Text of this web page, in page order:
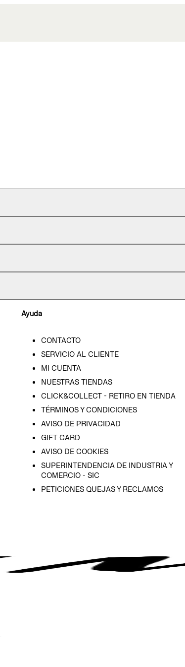
Ayuda
CONTACTO
SERVICIO AL CLIENTE
MI CUENTA
NUESTRAS TIENDAS
CLICK&COLLECT - RETIRO EN TIENDA
TÉRMINOS Y CONDICIONES
AVISO DE PRIVACIDAD
GIFT CARD
AVISO DE COOKIES
SUPERINTENDENCIA DE INDUSTRIA Y
COMERCIO - SIC
PETICIONES QUEJAS Y RECLAMOS